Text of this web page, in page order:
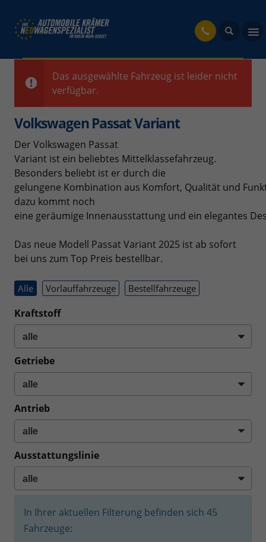
Das ausgewählte Fahrzeug ist leider nicht
verfügbar.
Volkswagen Passat Variant
Der Volkswagen Passat
Variant ist ein beliebtes Mittelklassefahrzeug.
Besonders beliebt ist er durch die
gelungene Kombination aus Komfort, Qualität und
dazu kommt noch
eine geräumige Innenausstattung und ein elegantes
Das neue Modell Passat Variant 2025 ist ab sofort
bei uns zum Top Preis bestellbar.
Alle Vorlauffahrzeuge Bestellfahrzeuge
Kraftstoff
Getriebe
Antrieb
Ausstattungslinie
In Ihrer aktuellen Filterung befinden sich 45
Fahrzeuge: